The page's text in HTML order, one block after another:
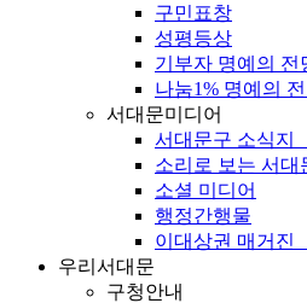
구민표창
성평등상
기부자 명예의 전
나눔1% 명예의
서대문미디어
서대문구 소식지
소리로 보는 서대
소셜 미디어
행정간행물
이대상권 매거진
우리서대문
구청안내